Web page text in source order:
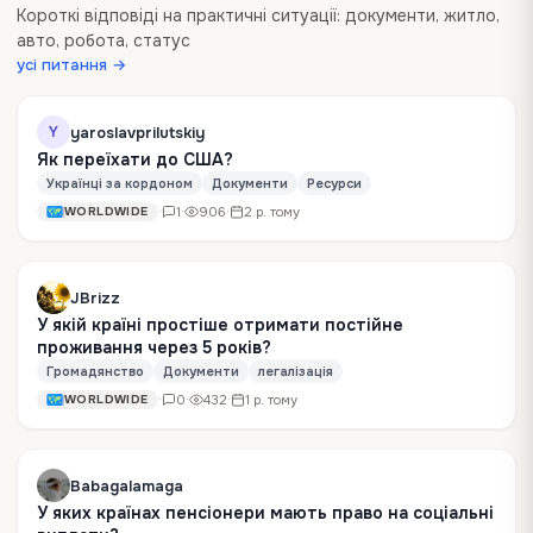
Короткі відповіді на практичні ситуації: документи, житло,
авто, робота, статус
усі питання →
Y yaroslavprilutskiy
Як переїхати до США?
Українці за кордоном Документи Ресурси
WORLDWIDE · 1· 906· 2 р. тому
JBrizz
У якій країні простіше отримати постійне
проживання через 5 років?
Громадянство Документи легалізація
WORLDWIDE · 0· 432· 1 р. тому
Babagalamaga
У яких країнах пенсіонери мають право на соціальні